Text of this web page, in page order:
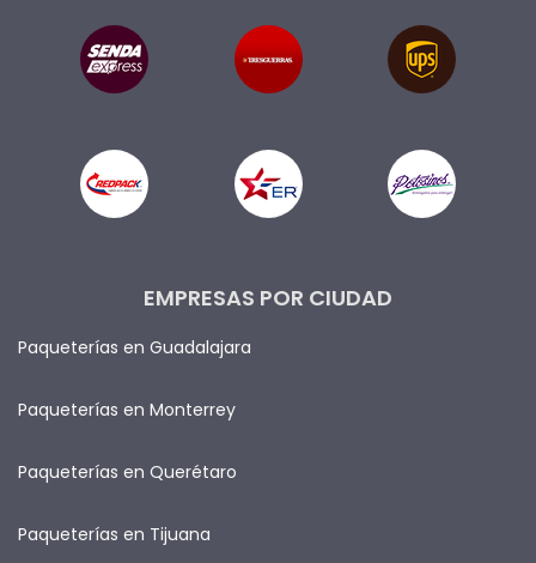
EMPRESAS POR CIUDAD
Paqueterías en Guadalajara
Paqueterías en Monterrey
Paqueterías en Querétaro
Paqueterías en Tijuana